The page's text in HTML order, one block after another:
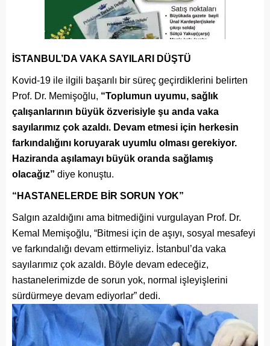
İSTANBUL’DA VAKA SAYILARI DÜŞTÜ
Kovid-19 ile ilgili başarılı bir süreç geçirdiklerini belirten
Prof. Dr. Memişoğlu, “Toplumun uyumu, sağlık
çalışanlarının büyük özverisiyle şu anda vaka
sayılarımız çok azaldı. Devam etmesi için herkesin
farkındalığını koruyarak uyumlu olması gerekiyor.
Haziranda aşılamayı büyük oranda sağlamış
olacağız” diye konuştu.
“HASTANELERDE BİR SORUN YOK”
Salgın azaldığını ama bitmediğini vurgulayan Prof. Dr.
Kemal Memişoğlu, “Bitmesi için de aşıyı, sosyal mesafeyi
ve farkındalığı devam ettirmeliyiz. İstanbul’da vaka
sayılarımız çok azaldı. Böyle devam edeceğiz,
hastanelerimizde de sorun yok, normal işleyişlerini
sürdürmeye devam ediyorlar” dedi.